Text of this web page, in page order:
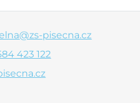
pisecna.cz
423 122